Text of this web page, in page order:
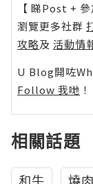
【 睇Post + 參
瀏覽更多社群
攻略及 活動情
U Blog開咗
Follow 我哋 ！
相關話題
和牛 燒肉